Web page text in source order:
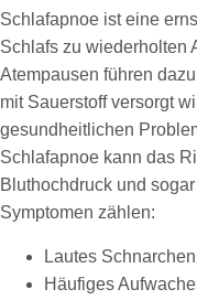
Schlafapnoe ist eine
Schlafs zu wiederholten
Atempausen führen
mit Sauerstoff versorgt
gesundheitlichen
Schlafapnoe kann das
Bluthochdruck und
Symptomen zählen:
Lautes Schnarchen
Häufiges